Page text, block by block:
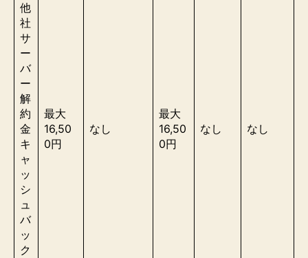
他
社
サ
ー
バ
ー
解
約
金
キ
ャ
ッ
シ
ュ
バ
ッ
ク
最大
16,50
0円
なし
最大
16,50
0円
なし なし